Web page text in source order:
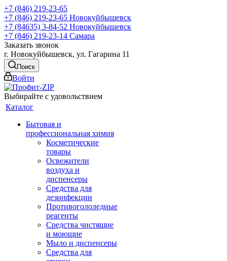
+7 (846) 219-23-65
+7 (846) 219-23-65 Новокуйбышевск
+7 (84635) 3-84-52 Новокуйбышевск
+7 (846) 219-23-14 Самара
Заказать звонок
г. Новокуйбышевск, ул. Гагарина 11
Поиск
Войти
Выбирайте с удовольствием
Каталог
Бытовая и
профессиональная химия
Косметические
товары
Освежители
воздуха и
диспенсеры
Средства для
дезинфекции
Противогололедные
реагенты
Средства чистящие
и моющие
Мыло и диспенсеры
Средства для